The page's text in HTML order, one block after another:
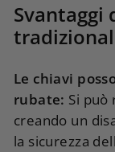
Svantaggi
Le chiavi
rubate: Si può
creando un
la sicurezza